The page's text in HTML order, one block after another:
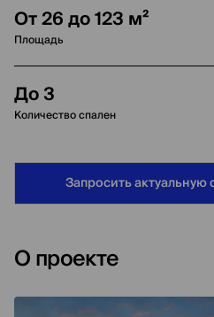
От 26 до 123 м²
Площадь
До 3
Количество спален
Запросить актуальную
О проекте